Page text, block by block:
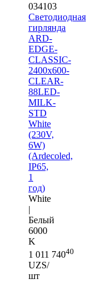
034103
Светодиодная
гирлянда
ARD-
EDGE-
CLASSIC-
2400x600-
CLEAR-
88LED-
MILK-
STD
White
(230V,
6W)
(Ardecoled,
IP65,
1
год)
White
|
Белый
6000
K
1 011 74040
UZS/
шт